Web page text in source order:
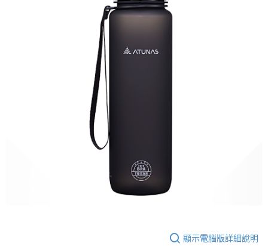
顯示電腦版詳細說明